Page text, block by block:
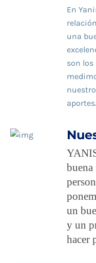
En
una
son los
aportes.
buena
un
y un
hacer